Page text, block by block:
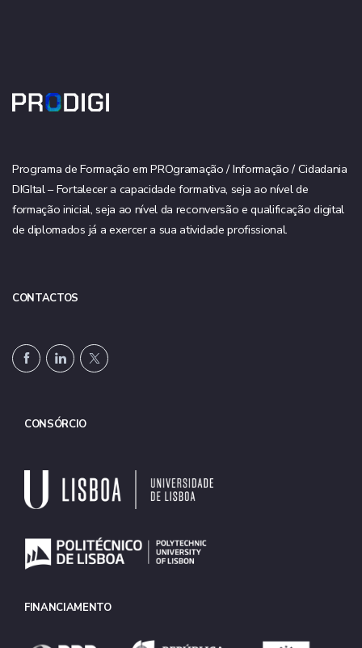
Programa de Formação em PROgramação / Informação / Cidadania
DIGItal – Fortalecer a capacidade formativa, seja ao nível de
formação inicial, seja ao nível da reconversão e qualificação digital
de diplomados já a exercer a sua atividade profissional.
CONTACTOS
CONSÓRCIO
FINANCIAMENTO